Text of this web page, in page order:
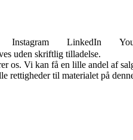
Instagram LinkedIn
uden skriftlig tilladelse.
os. Vi kan få en lille andel af
rettigheder til materialet på